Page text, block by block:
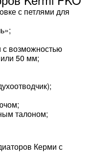
с петлями для
возможностью
50 мм;
талоном;